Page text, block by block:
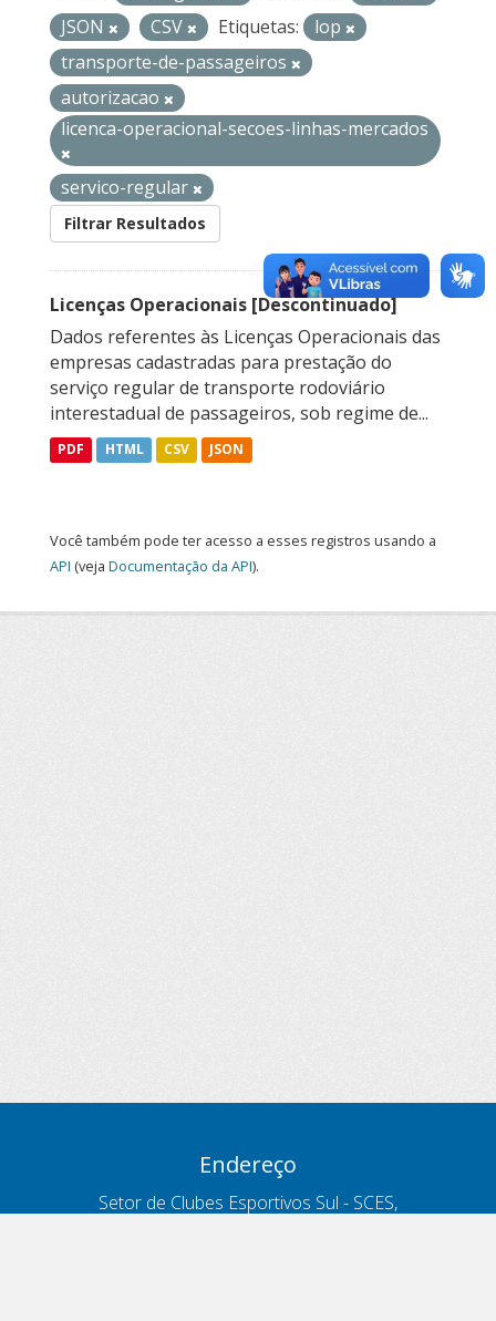
JSON
CSV Etiquetas:
lop
transporte-de-passageiros
autorizacao
licenca-operacional-secoes-linhas-mercados
servico-regular
Filtrar Resultados
Licenças Operacionais [Descontinuado]
Dados referentes às Licenças Operacionais das
empresas cadastradas para prestação do
serviço regular de transporte rodoviário
interestadual de passageiros, sob regime de...
PDF HTML CSV JSON
Você também pode ter acesso a esses registros usando a
API (veja Documentação da API).
Endereço
Setor de Clubes Esportivos Sul - SCES,